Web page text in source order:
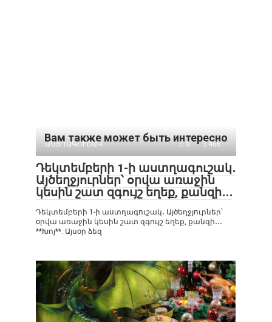
Вам также может быть интересно
ԱՍՏՂԱԳՈՒՇԱԿ 0 466
Դեկտեմբերի 1-ի աստղագուշակ․
Այծեղջյուրներ՝ օրվա առաջին
կեսին շատ զգույշ եղեք, քանզի․․․
Դեկտեմբերի 1-ի աստղագուշակ․ Այծեղջյուրներ՝
օրվա առաջին կեսին շատ զգույշ եղեք, քանզի․․․
**Խոյ**. Այսօր ձեզ